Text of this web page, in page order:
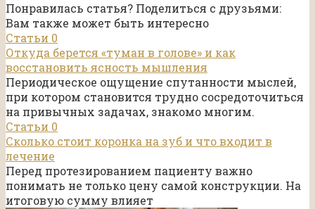
Понравилась статья? Поделиться с друзьями:
Вам также может быть интересно
Статьи 0
Откуда берется «туман в голове» и как
восстановить ясность мышления
Периодическое ощущение спутанности мыслей,
при котором становится трудно сосредоточиться
на привычных задачах, знакомо многим.
Статьи 0
Сколько стоит коронка на зуб и что входит в
лечение
Перед протезированием пациенту важно
понимать не только цену самой конструкции. На
итоговую сумму влияет